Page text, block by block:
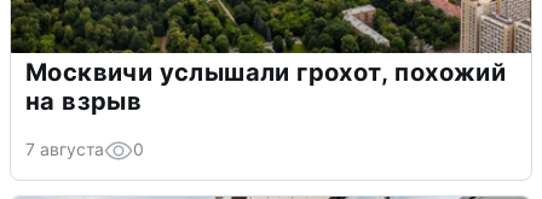
Москвичи услышали грохот, похожий
на взрыв
7 августа 0